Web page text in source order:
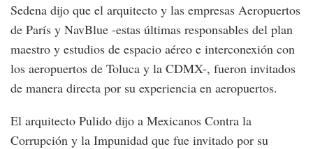
Sedena dijo que el arquitecto y las empresas Aeropuertos
de París y NavBlue -estas últimas responsables del plan
maestro y estudios de espacio aéreo e interconexión con
los aeropuertos de Toluca y la CDMX-, fueron invitados
de manera directa por su experiencia en aeropuertos.
El arquitecto Pulido dijo a Mexicanos Contra la
Corrupción y la Impunidad que fue invitado por su